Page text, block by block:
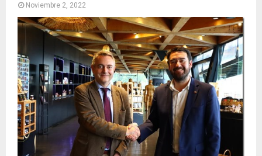
R
Y
M
E
N
Noviembre 2, 2022